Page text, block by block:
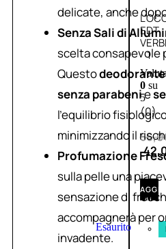
EDT
1
0su
5
(0)
AL
Esaurito
delicate, anche
Senza Sali di
scelta consapevole
Questo
senza parabenie
l’equilibrio
minimizzando il
Profumazione
sulla pelle una
sensazione di
accompagnerà per
invadente.